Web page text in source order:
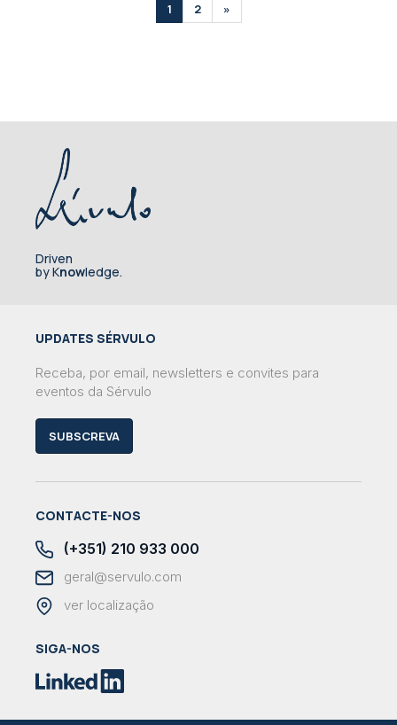
1 2 »
Driven
by Knowledge.
UPDATES SÉRVULO
Receba, por email, newsletters e convites para
eventos da Sérvulo
SUBSCREVA
CONTACTE-NOS
(+351) 210 933 000
geral@servulo.com
ver localização
SIGA-NOS